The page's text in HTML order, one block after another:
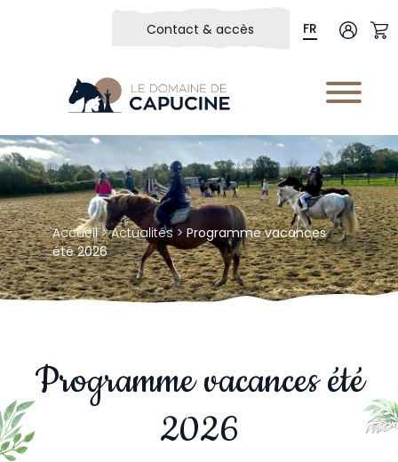
Contact & accès FR
Accueil>Actualités> Programme vacances
été 2026
Programme vacances été
2026